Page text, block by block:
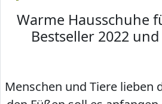
Warme Hausschuhe
Bestseller 2022 und
Menschen und Tiere lieben